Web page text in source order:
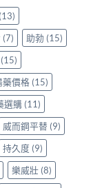
(13)
(7) 助勃 (15)
(15)
藥價格 (15)
選購 (11)
威而鋼平替 (9)
持久度 (9)
樂威壯 (8)